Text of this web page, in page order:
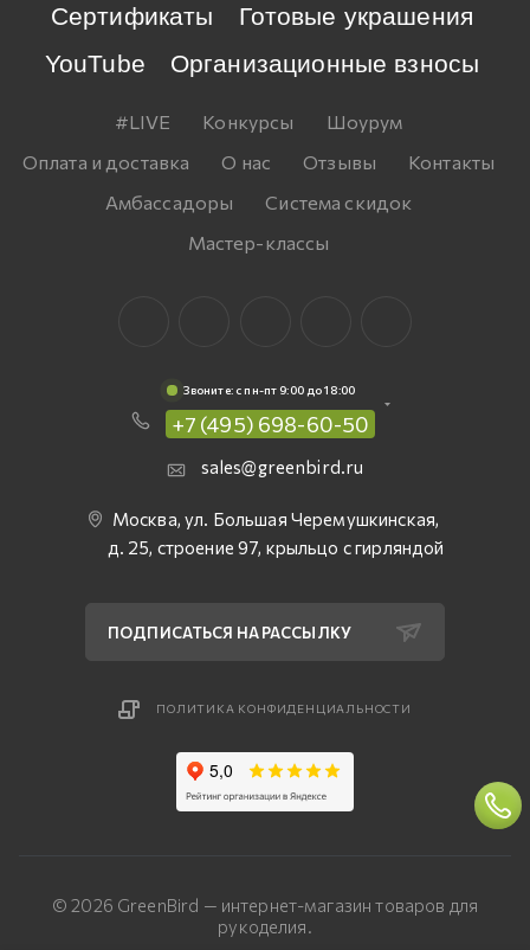
Сертификаты
Готовые украшения
YouTube
Организационные взносы
#LIVE Конкурсы
Шоурум
Оплата и доставка
О нас Отзывы
Контакты
Амбассадоры
Система скидок
Мастер-классы
Звоните: c пн-пт 9:00 до 18:00
+7 (495) 698-60-50
sales@greenbird.ru
Москва, ул. Большая Черемушкинская,
д. 25, строение 97, крыльцо с гирляндой
ПОДПИСАТЬСЯ НА РАССЫЛКУ
ПОЛИТИКА КОНФИДЕНЦИАЛЬНОСТИ
© 2026 GreenBird — интернет-магазин товаров для
рукоделия.